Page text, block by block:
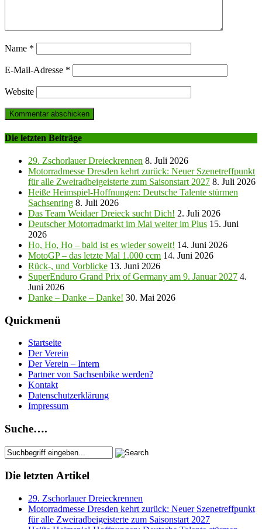
Name *
E-Mail-Adresse *
Website
Die letzten Beiträge
29. Zschorlauer Dreieckrennen 8. Juli 2026
Motorradmesse Dresden kehrt zurück: Neuer Szenetreffpunkt
für alle Zweiradbeigeisterte zum Saisonstart 2027 8. Juli 2026
Heiße Heimspiel-Hoffnungen: Deutsche Talente stürmen
Sachsenring 8. Juli 2026
Das Team Weidaer Dreieck sucht Dich! 2. Juli 2026
Deutscher Motorradmarkt im Mai weiter im Plus 15. Juni
2026
Ho, Ho, Ho – bald ist es wieder soweit! 14. Juni 2026
MotoGP – das letzte Mal 1.000 ccm 14. Juni 2026
Rück-, und Vorblicke 13. Juni 2026
SuperEnduro Grand Prix of Germany am 9. Januar 2027 4.
Juni 2026
Danke – Danke – Danke! 30. Mai 2026
Quickmenü
Startseite
Der Verein
Der Verein – Intern
Partner von Sachsenbike werden?
Kontakt
Datenschutzerklärung
Impressum
Suche….
Die letzten Artikel
29. Zschorlauer Dreieckrennen
Motorradmesse Dresden kehrt zurück: Neuer Szenetreffpunkt
für alle Zweiradbeigeisterte zum Saisonstart 2027